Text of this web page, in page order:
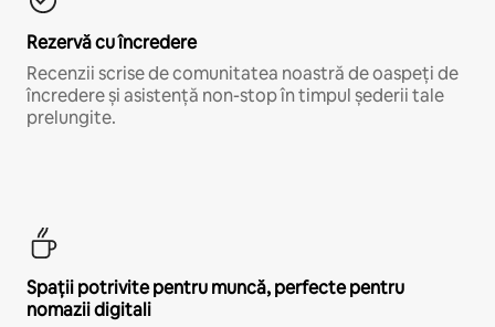
Rezervă cu încredere
Recenzii scrise de comunitatea noastră de oaspeți de
încredere și asistență non-stop în timpul șederii tale
prelungite.
Spații potrivite pentru muncă, perfecte pentru
nomazii digitali